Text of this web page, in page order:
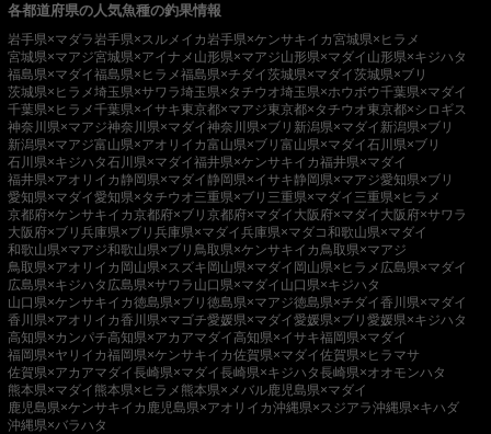
各都道府県の人気魚種の釣果情報
岩手県×マダラ 岩手県×スルメイカ 岩手県×ケンサキイカ宮城県×ヒラメ
宮城県×マアジ宮城県×アイナメ 山形県×マアジ山形県×マダイ 山形県×キジハタ
福島県×マダイ福島県×ヒラメ福島県×チダイ茨城県×マダイ茨城県×ブリ
茨城県×ヒラメ埼玉県×サワラ埼玉県×タチウオ埼玉県×ホウボウ千葉県×マダイ
千葉県×ヒラメ千葉県×イサキ東京都×マアジ東京都×タチウオ東京都×シロギス
神奈川県×マアジ神奈川県×マダイ神奈川県×ブリ 新潟県×マダイ 新潟県×ブリ
新潟県×マアジ富山県×アオリイカ富山県×ブリ 富山県×マダイ石川県×ブリ
石川県×キジハタ石川県×マダイ福井県×ケンサキイカ福井県×マダイ
福井県×アオリイカ静岡県×マダイ静岡県×イサキ静岡県×マアジ愛知県×ブリ
愛知県×マダイ愛知県×タチウオ三重県×ブリ 三重県×マダイ 三重県×ヒラメ
京都府×ケンサキイカ京都府×ブリ 京都府×マダイ 大阪府×マダイ 大阪府×サワラ
大阪府×ブリ 兵庫県×ブリ 兵庫県×マダイ兵庫県×マダコ和歌山県×マダイ
和歌山県×マアジ和歌山県×ブリ 鳥取県×ケンサキイカ 鳥取県×マアジ
鳥取県×アオリイカ 岡山県×スズキ岡山県×マダイ 岡山県×ヒラメ 広島県×マダイ
広島県×キジハタ 広島県×サワラ 山口県×マダイ 山口県×キジハタ
山口県×ケンサキイカ徳島県×ブリ 徳島県×マアジ徳島県×チダイ香川県×マダイ
香川県×アオリイカ香川県×マゴチ愛媛県×マダイ愛媛県×ブリ 愛媛県×キジハタ
高知県×カンパチ高知県×アカアマダイ高知県×イサキ福岡県×マダイ
福岡県×ヤリイカ福岡県×ケンサキイカ佐賀県×マダイ佐賀県×ヒラマサ
佐賀県×アカアマダイ長崎県×マダイ長崎県×キジハタ長崎県×オオモンハタ
熊本県×マダイ 熊本県×ヒラメ 熊本県×メバル鹿児島県×マダイ
鹿児島県×ケンサキイカ 鹿児島県×アオリイカ沖縄県×スジアラ沖縄県×キハダ
沖縄県×バラハタ